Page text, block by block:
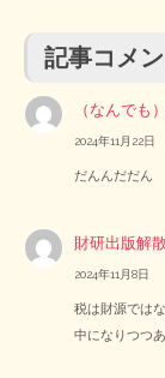
記事コメン
（なんでも
2024年11月22日
だんんだだん
財研出版解
2024年11月8日
税は財源では
中になりつつ